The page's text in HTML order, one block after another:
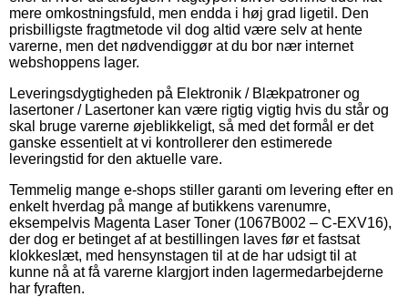
mere omkostningsfuld, men endda i høj grad ligetil. Den
prisbilligste fragtmetode vil dog altid være selv at hente
varerne, men det nødvendiggør at du bor nær internet
webshoppens lager.
Leveringsdygtigheden på Elektronik / Blækpatroner og
lasertoner / Lasertoner kan være rigtig vigtig hvis du står og
skal bruge varerne øjeblikkeligt, så med det formål er det
ganske essentielt at vi kontrollerer den estimerede
leveringstid for den aktuelle vare.
Temmelig mange e-shops stiller garanti om levering efter en
enkelt hverdag på mange af butikkens varenumre,
eksempelvis Magenta Laser Toner (1067B002 – C-EXV16),
der dog er betinget af at bestillingen laves før et fastsat
klokkeslæt, med hensynstagen til at de har udsigt til at
kunne nå at få varerne klargjort inden lagermedarbejderne
har fyraften.